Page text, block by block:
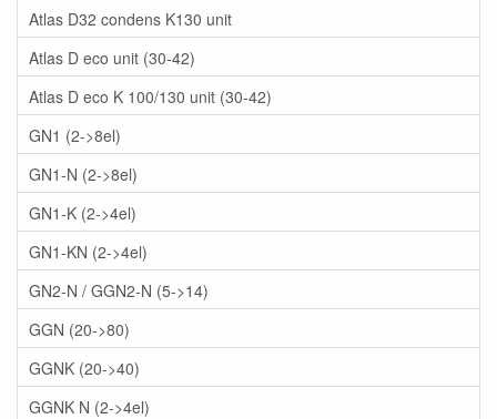
Atlas D32 condens K130 unit
Atlas D eco unit (30-42)
Atlas D eco K 100/130 unit (30-42)
GN1 (2->8el)
GN1-N (2->8el)
GN1-K (2->4el)
GN1-KN (2->4el)
GN2-N / GGN2-N (5->14)
GGN (20->80)
GGNK (20->40)
GGNK N (2->4el)